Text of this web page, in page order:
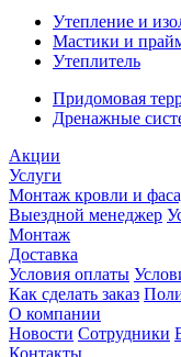
Утепление и
Мастики и
Утеплитель
Придомовая
Дренажные
Акции
Услуги
Монтаж кровли и
Выездной менеджер
Монтаж
Доставка
Условия оплаты
Как сделать заказ
О компании
Новости Сотрудники
Контакты